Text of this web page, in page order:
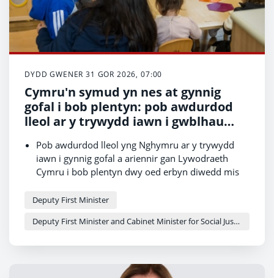
DYDD GWENER 31 GOR 2026, 07:00
Cymru'n symud yn nes at gynnig
gofal i bob plentyn: pob awdurdod
lleol ar y trywydd iawn i gwblhau
Pob awdurdod lleol yng Nghymru ar y trywydd
iawn i gynnig gofal a ariennir gan Lywodraeth
Cymru i bob plentyn dwy oed erbyn diwedd mis
Carreg filltir enfawr wedi'i chyrraedd ar y daith
Mwy o deuluoedd i elwa wrth i'r gwaith o ehangu
Deputy First Minister
Deputy First Minister and Cabinet Minister for Social Justice and Equality - Sioned Williams